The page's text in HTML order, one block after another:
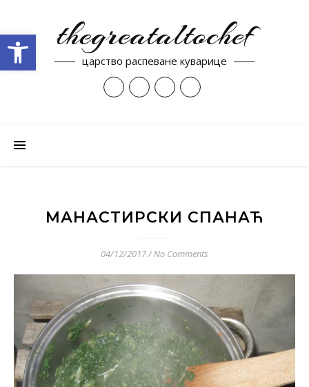
thegreataltochef
царство распеване куварице
МАНАСТИРСКИ СПАНАЋ
04/12/2017/No Comments
Open toolbar